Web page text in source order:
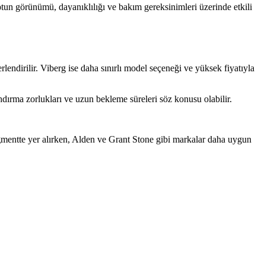
görünümü, dayanıklılığı ve bakım gereksinimleri üzerinde etkili
Viberg ise daha sınırlı model seçeneği ve yüksek fiyatıyla
zorlukları ve uzun bekleme süreleri söz konusu olabilir.
yer alırken, Alden ve Grant Stone gibi markalar daha uygun